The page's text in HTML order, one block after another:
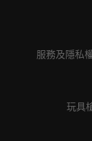
服務及隱私
玩具